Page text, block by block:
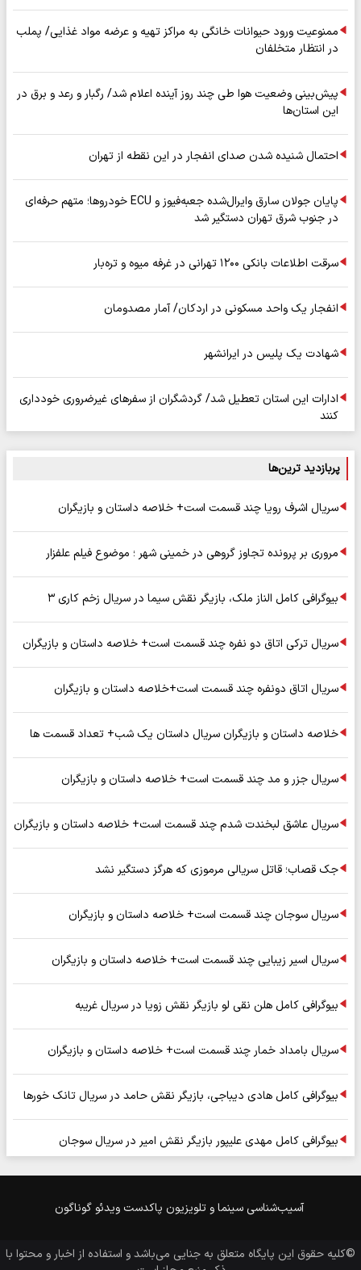
ممنوعیت ورود حیوانات خانگی به مراکز تهیه و عرضه مواد غذایی/ پملب
در انتظار متخلفان
پیش‌بینی وضعیت هوا طی چند روز آینده اعلام شد/ رگبار و رعد و برق در
این استان‌ها
احتمال شنیده شدن صدای انفجار در این نقطه از تهران
پایان جولان سارق وایرال‌شده جعبه‌فیوز و ECU خودروها؛ متهم حرفه‌ای
در جنوب شرق تهران دستگیر شد
سرقت اطلاعات بانکی ۱۲۰۰ تهرانی در غرفه میوه و تره‌بار
انفجار یک واحد مسکونی در اردکان/ آمار مصدومان
شهادت یک پلیس در ایرانشهر
ادارات این استان تعطیل شد/ گردشگران از سفرهای غیرضروری خودداری
کنند
پربازدید ترین‌ها
سریال اشرف رویا چند قسمت است+ خلاصه داستان و بازیگران
مروری بر پرونده تجاوز گروهی در خمینی شهر ؛ موضوع فیلم علفزار
بیوگرافی کامل الناز ملک، بازیگر نقش سیما در سریال زخم کاری ۳
سریال ترکی اتاق دو نفره چند قسمت است+ خلاصه داستان و بازیگران
سریال اتاق دونفره چند قسمت است+خلاصه داستان و بازیگران
خلاصه داستان و بازیگران سریال داستان یک شب+ تعداد قسمت ها
سریال جزر و مد چند قسمت است+ خلاصه داستان و بازیگران
سریال عاشق لبخندت شدم چند قسمت است+ خلاصه داستان و بازیگران
جک قصاب؛ قاتل سریالی مرموزی که هرگز دستگیر نشد
سریال سوجان چند قسمت است+ خلاصه داستان و بازیگران
سریال اسیر زیبایی چند قسمت است+ خلاصه داستان و بازیگران
بیوگرافی کامل هلن نقی لو بازیگر نقش زویا در سریال غریبه
سریال بامداد خمار چند قسمت است+ خلاصه داستان و بازیگران
بیوگرافی کامل هادی دیباجی، بازیگر نقش حامد در سریال تانک خورها
بیوگرافی کامل مهدی علیپور بازیگر نقش امیر در سریال سوجان
آسیب‌شناسی سینما و تلویزیون پاکدست ویدئو گوناگون
©کلیه حقوق این پایگاه متعلق به جنایی می‌باشد و استفاده از اخبار و محتوا با